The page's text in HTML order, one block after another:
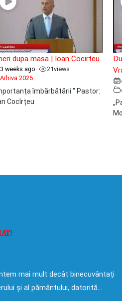
dupa masa | Ioan Cocirteu
3 weeks ago • 21views
Arhiva 2026
îmbărbătării " Pastor:
Cocîrțeu
mai mult decât binecuvântați
și al pământului, datorită…